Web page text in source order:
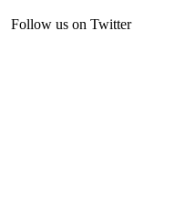
Follow us on Twitter